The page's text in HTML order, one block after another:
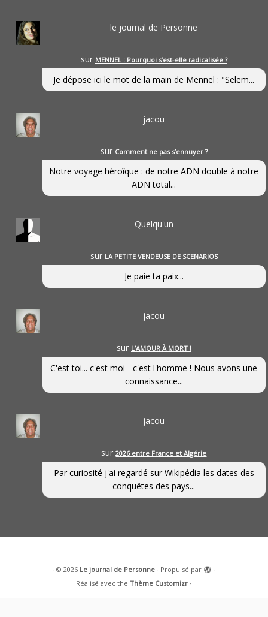
le journal de Personne
sur MENNEL : Pourquoi s’est-elle radicalisée ?
Je dépose ici le mot de la main de Mennel : "Selem...
jacou
sur Comment ne pas s’ennuyer ?
Notre voyage héroîque : de notre ADN double à notre
ADN total...
Quelqu'un
sur LA PETITE VENDEUSE DE SCENARIOS
Je paie ta paix...
jacou
sur L’AMOUR À MORT !
C'est toi... c'est moi - c'est l'homme ! Nous avons une
connaissance...
jacou
sur2026 entre France et Algérie
Par curiosité j'ai regardé sur Wikipédia les dates des
conquêtes des pays...
· © 2026 Le journal de Personne· Propulsé par
·
Réalisé avec theThème Customizr ·